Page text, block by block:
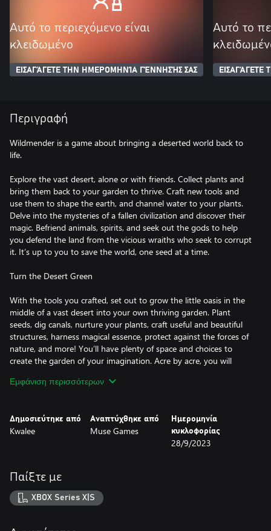
Αυτό το περιεχόμενο είναι
κλειδωμένο
ΕΙΣΑΓΆΓΕΤΕ ΤΗΝ ΗΜΕΡΟΜΗΝΊΑ ΓΈΝΝΗΣΉΣ ΣΑΣ
Αυτό το
Περιγραφή
Wildmender is a game about bringing a deserted world back to
life.
Explore the vast desert, alone or with friends. Collect plants and
bring them back to your garden to thrive. Craft new tools and
use them to shape the earth, and channel water to your plants.
Delve into the mysteries of a fallen civilization and discover their
magic. Befriend animals, spirits, and seek out the gods to help
you defend the land from the vicious wraiths who seek to corrupt
it. It’s up to you to save the world, one seed at a time.
Turn the Desert Green
With the tools you crafted, set out to grow the little oasis in the
middle of a vast desert into your own thriving garden. Plant
seeds, dig canals, nurture your plants, craft useful and beautiful
structures, harness magical essence, protect against the forces of
nature, and more! You’ll have plenty of space and choices to
create the garden of your imagination. Acre by acre, you will
Explore the desert around you. It is not as barren as you think!
Forage for seeds and resources. Store them for a longer journey
or bring them back to your garden, the choice is yours. Manage
the drained and salted sea, the poisoned canyons, and the cold
and distant mountains. The farther you adventure, the greater
the peril and rewards. Rare minerals, exotic plants, adorable
creatures, and ancient spirits await your discovery.
Εμφάνιση περισσότερων
Δημοσιεύτηκε από
Kwalee
Αναπτύχθηκε από
Muse Games
Ημερομηνία
κυκλοφορίας
28/9/2023
Παίξτε με
XBOX Series X|S